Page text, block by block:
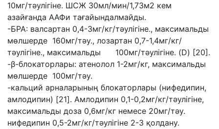
10мг/тәулігіне. ШСЖ 30мл/мин/1,73м2 кем
азайғанда ААФи тағайындалмайды.
-БРА: валсартан 0,4-3мг/кг/тәулігіне., максимальды
мөлшерде 160мг/тәу., лозартан 0,7-1,4мг/кг/
тәулігіне., максимальды 100мг/тәулігіне. (D) [20].
-β-блокаторлары: атенолол 1-2мг/кг, максимальды
мөлшерде 100мг/тәу.
-кальций арналарының блокаторлары (нифедипин,
амлодипин) [21]. Амлодипин 0,1-0,2мг/кг/тәулігіне,
максимальды доза 0,6мг/кг немесе 20мг/тәу.
нифедипин 0,5-2мг/кг/тәулігіне 2-3 қолдану.